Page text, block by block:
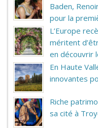
Baden,
pour la
L’Europe
méritent
en découvrir
En Haute
innovantes
Riche
sa cité à